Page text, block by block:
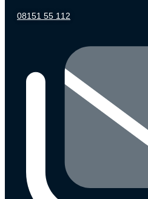
08151 55 112